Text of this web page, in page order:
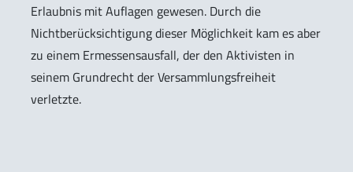
Erlaubnis mit Auflagen gewesen. Durch die
Nichtberücksichtigung dieser Möglichkeit kam es aber
zu einem Ermessensausfall, der den Aktivisten in
seinem Grundrecht der Versammlungsfreiheit
verletzte.